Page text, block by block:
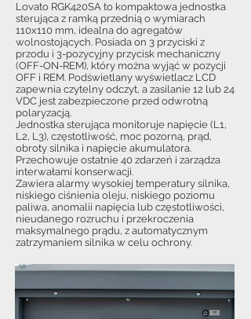
Lovato RGK420SA to kompaktowa jednostka
sterująca z ramką przednią o wymiarach
110x110 mm, idealna do agregatów
wolnostojących. Posiada on 3 przyciski z
przodu i 3-pozycyjny przycisk mechaniczny
(OFF-ON-REM), który można wyjąć w pozycji
OFF i REM. Podświetlany wyświetlacz LCD
zapewnia czytelny odczyt, a zasilanie 12 lub 24
VDC jest zabezpieczone przed odwrotną
polaryzacją.
Jednostka sterująca monitoruje napięcie (L1,
L2, L3), częstotliwość, moc pozorną, prąd,
obroty silnika i napięcie akumulatora.
Przechowuje ostatnie 40 zdarzeń i zarządza
interwałami konserwacji.
Zawiera alarmy wysokiej temperatury silnika,
niskiego ciśnienia oleju, niskiego poziomu
paliwa, anomalii napięcia lub częstotliwości,
nieudanego rozruchu i przekroczenia
maksymalnego prądu, z automatycznym
zatrzymaniem silnika w celu ochrony.